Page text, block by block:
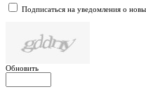
Подписаться на уведомления о
Обновить